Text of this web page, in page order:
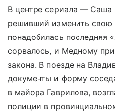
В центре сериала — Саша
решивший изменить свою
понадобилась последняя
сорвалось, и Медному
закона. В поезде на
документы и форму
в майора Гаврилова,
полиции в